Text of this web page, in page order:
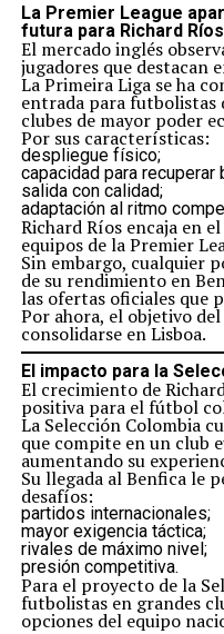
La Premier League
futura para Richard Ríos
El mercado inglés
jugadores que destacan
La Primeira Liga se ha
entrada para futbolistas
clubes de mayor poder
Por sus características:
despliegue físico;
capacidad para recuperar
salida con calidad;
adaptación al ritmo
Richard Ríos encaja en
equipos de la Premier
Sin embargo, cualquier
de su rendimiento en
las ofertas oficiales que
Por ahora, el objetivo
consolidarse en Lisboa.
El impacto para la
El crecimiento de
positiva para el fútbol
La Selección Colombia
que compite en un club
aumentando su
Su llegada al Benfica le
desafíos:
partidos internacionales;
mayor exigencia táctica;
rivales de máximo nivel;
presión competitiva.
Para el proyecto de la
futbolistas en grandes
opciones del equipo